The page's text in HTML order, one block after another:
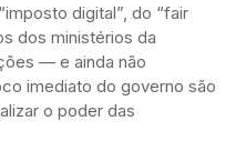
digital”, do “fair
dos ministérios da
— e ainda não
imediato do governo são
o poder das